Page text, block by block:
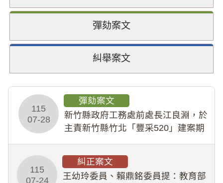
彈劾案文
糾舉案文
115
07-28
彈劾案文
新竹縣政府工務處前處長江良淵，於
主責新竹縣竹北「豐采520」建案期
幣1,483萬餘元，並長期收受建商餽
贈；復罔顧公共安全，圖利默許建商
於停工期間
115
07-24
糾正案文
王幼玲委員、賴鼎銘委員提：教育部